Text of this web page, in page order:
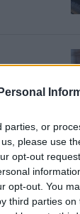
or
please use
opt-out
opt-out. You
parties on
redan
att våra